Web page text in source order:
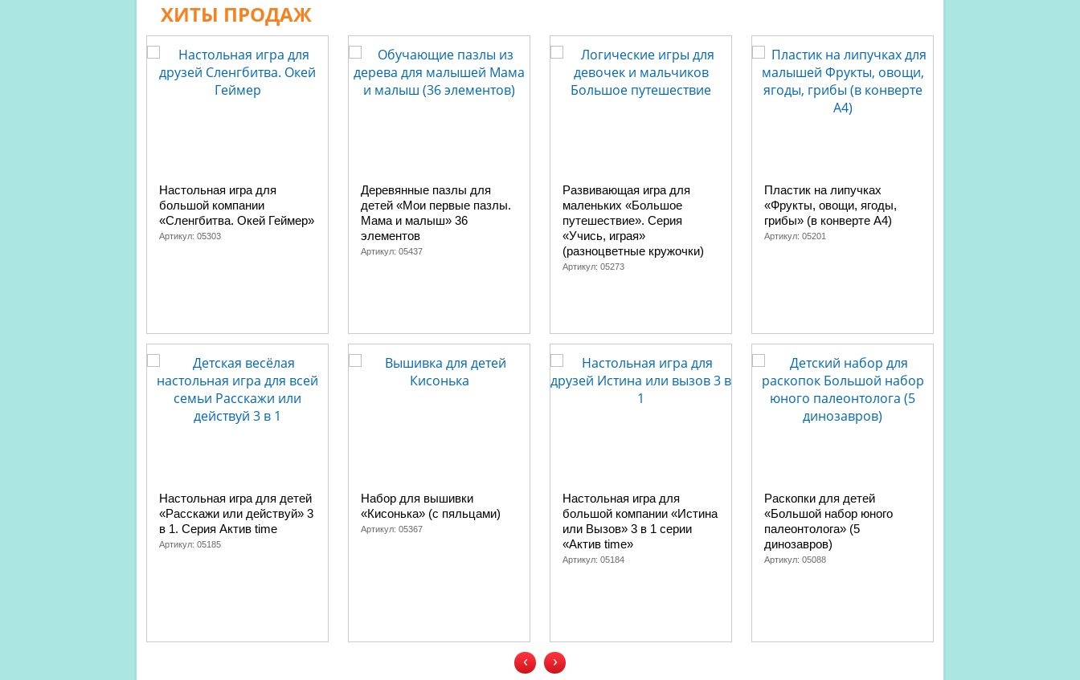
ХИТЫ ПРОДАЖ
Настольная игра для
большой компании
«Сленгбитва. Окей Геймер»
Артикул: 05303
Настольная игра для детей
«Расскажи или действуй» 3
в 1. Серия Актив time
Артикул: 05185
Деревянные пазлы для
детей «Мои первые пазлы.
Мама и малыш» 36
элементов
Артикул: 05437
Набор для вышивки
«Кисонька» (с пяльцами)
Артикул: 05367
Развивающая игра для
маленьких «Большое
путешествие». Серия
«Учись, играя»
(разноцветные кружочки)
Артикул: 05273
Настольная игра для
большой компании «Истина
или Вызов» 3 в 1 серии
«Актив time»
Артикул: 05184
Пластик на липучках
«Фрукты, овощи, ягоды,
грибы» (в конверте A4)
Артикул: 05201
Раскопки для детей
«Большой набор юного
палеонтолога» (5
динозавров)
Артикул: 05088
‹ ›